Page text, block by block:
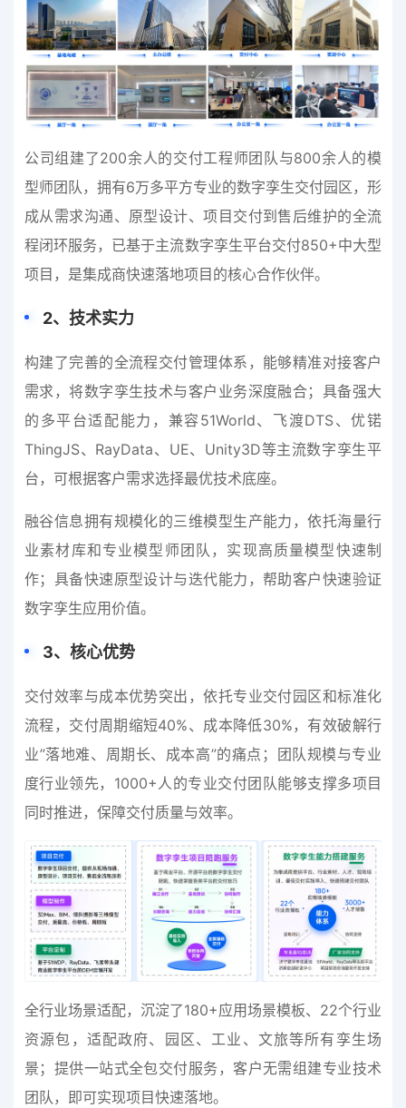
公司组建了200余人的交付工程师团队与800余人的模
型师团队，拥有6万多平方专业的数字孪生交付园区，形
成从需求沟通、原型设计、项目交付到售后维护的全流
程闭环服务，已基于主流数字孪生平台交付850+中大型
项目，是集成商快速落地项目的核心合作伙伴。
2、 技术实力
构建了完善的全流程交付管理体系，能够精准对接客户
需求，将数字孪生技术与客户业务深度融合；具备强大
的多平台适配能力，兼容51World、飞渡DTS、优锘
ThingJS、RayData、UE、Unity3D等主流数字孪生平
台，可根据客户需求选择最优技术底座。
融谷信息拥有规模化的三维模型生产能力，依托海量行
业素材库和专业模型师团队，实现高质量模型快速制
作；具备快速原型设计与迭代能力，帮助客户快速验证
数字孪生应用价值。
3、 核心优势
交付效率与成本优势突出，依托专业交付园区和标准化
流程，交付周期缩短40%、成本降低30%，有效破解行
业”落地难、周期长、成本高”的痛点；团队规模与专业
度行业领先，1000+人的专业交付团队能够支撑多项目
同时推进，保障交付质量与效率。
全行业场景适配，沉淀了180+应用场景模板、22个行业
资源包，适配政府、园区、工业、文旅等所有孪生场
景；提供一站式全包交付服务，客户无需组建专业技术
团队，即可实现项目快速落地。